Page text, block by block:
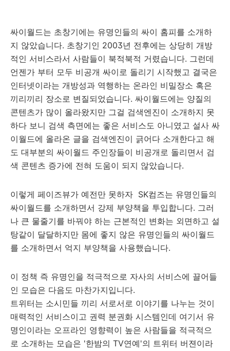
싸이월드는 초창기에는 유명인들의 싸이 홈피를 소개하
지 않았습니다. 초창기인 2003년 전후에는 상당히 개방
적인 서비스라서 사람들이 북적북적 거렸습니다. 그런데
언젠가 부터 모두 비공개 싸이로 돌리기 시작했고 결국은
인터넷이라는 개방성과 역행하는 온라인 비밀장소 혹은
끼리끼리 장소로 변질되었습니다. 싸이월드에는 양질의
콘텐츠가 많이 올라왔지만 그걸 검색엔진이 소개하지 못
하다 보니 검색 측면에는 좋은 서비스도 아니였고 설사 싸
이월드에 올라온 글을 검색엔진이 긁어다 소개한다고 해
도 대부분의 싸이월드 주인장들이 비공개로 돌리면서 검
색 콘텐츠 증가에 전혀 도움이 되지 않았습니다.
이렇게 페이즈뷰가 예전만 못하자 SK컴즈는 유명인들의
싸이월드를 소개하면서 강제 부양책을 투입합니다. 그러
나 큰 물줄기를 바꿔야 하는 근본적인 변화는 외면하고 설
탕같이 달달하지만 몸에 좋지 않은 유명인들의 싸이월드
를 소개하면서 억지 부양책을 사용했습니다.
이 정책 즉 유명인을 적극적으로 자사의 서비스에 끌어들
인 모습은 다음도 마찬가지입니다.
트위터는 소시민들 끼리 서로서로 이야기를 나누는 것이
매력적인 서비스이고 권력 분권화 시스템인데 여기서 유
명인이라는 오프라인 영향력이 높은 사람들을 적극적으
로 소개하는 모습은 '한밤의 TV연예'의 트위터 버젼이라